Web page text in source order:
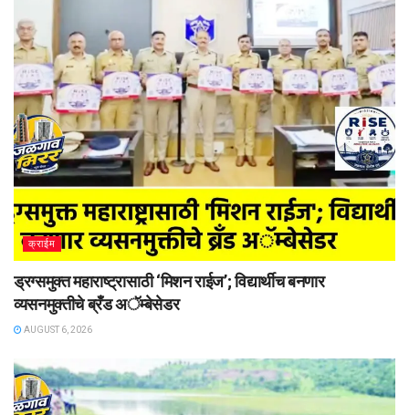
क्राईम
ड्रग्समुक्त महाराष्ट्रासाठी ‘मिशन राईज’; विद्यार्थीच बनणार
व्यसनमुक्तीचे ब्रँड अॅम्बेसेडर
AUGUST 6, 2026